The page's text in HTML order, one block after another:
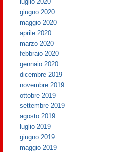
luglio 2020
giugno 2020
maggio 2020
aprile 2020
marzo 2020
febbraio 2020
gennaio 2020
dicembre 2019
novembre 2019
ottobre 2019
settembre 2019
agosto 2019
luglio 2019
giugno 2019
maggio 2019